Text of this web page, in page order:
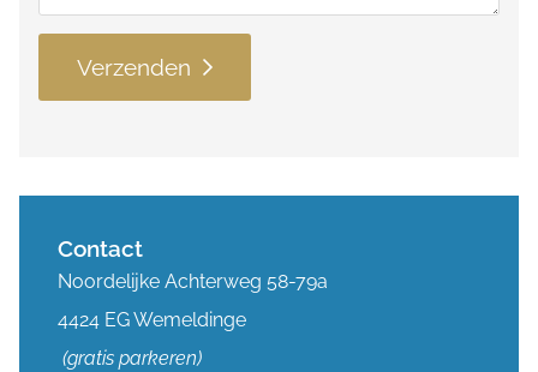
Verzenden
Contact
Noordelijke Achterweg 58-79a
4424 EG Wemeldinge
(gratis parkeren)